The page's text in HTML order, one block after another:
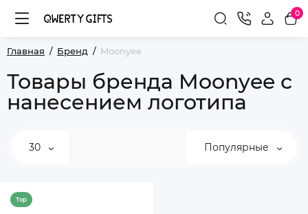
0
Главная Бренд Moonyee
Товары бренда Moonyee с
нанесением логотипа
30 Популярные
Top